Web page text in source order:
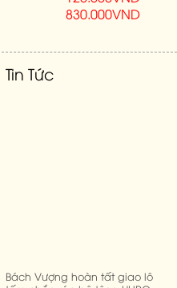
830.000VND
Tin Tức
Bách Vượng hoàn tất giao lô